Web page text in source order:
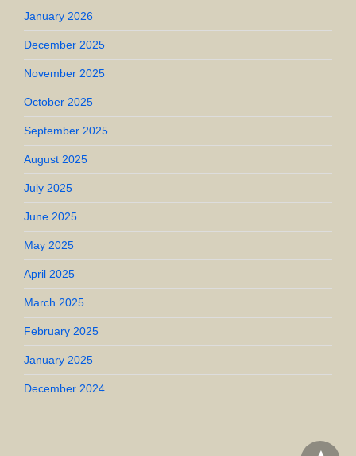
January 2026
December 2025
November 2025
October 2025
September 2025
August 2025
July 2025
June 2025
May 2025
April 2025
March 2025
February 2025
January 2025
December 2024